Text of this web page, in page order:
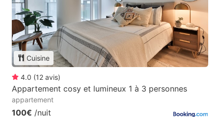
Cuisine
4.0 (12 avis)
Appartement cosy et lumineux 1 à 3 personnes
appartement
100€ /nuit